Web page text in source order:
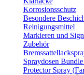
Korrosionsschutz
Besondere
Reinigungsmittel
Markieren und
Zubehör
Spraydosen
Protector Spray